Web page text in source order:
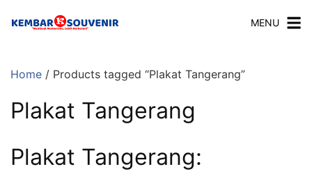
MENU
Home / Products tagged “Plakat Tangerang”
Plakat Tangerang
Plakat Tangerang: